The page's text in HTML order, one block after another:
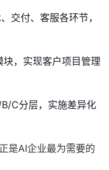
交付、客服各环节，
块，实现客户项目管理
C分层，实施差异化
是AI企业最为需要的